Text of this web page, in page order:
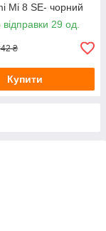
Mi 8 SE- чорний
29 од.
₴
Купити